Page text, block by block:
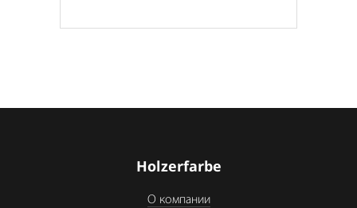
Holzerfarbe
О компании